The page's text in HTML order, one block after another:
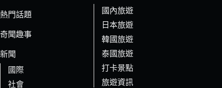
的
果
熱門話題
奇聞趣事
新聞
國際
社會
國內旅遊
日本旅遊
韓國旅遊
泰國旅遊
打卡景點
旅遊資訊